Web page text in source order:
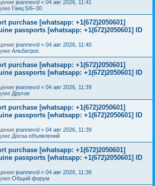
jeannevol « 04 авг 2026, 11:41
Ганц 5/6–30
purchase [whatsapp: +1(672)2050601]
passports [whatsapp: +1(672)2050601] ID
jeannevol « 04 авг 2026, 11:40
Альбатрос
purchase [whatsapp: +1(672)2050601]
passports [whatsapp: +1(672)2050601] ID
jeannevol « 04 авг 2026, 11:39
Другое
purchase [whatsapp: +1(672)2050601]
passports [whatsapp: +1(672)2050601] ID
jeannevol « 04 авг 2026, 11:39
Доска объявлений
purchase [whatsapp: +1(672)2050601]
passports [whatsapp: +1(672)2050601] ID
jeannevol « 04 авг 2026, 11:38
Общий форум